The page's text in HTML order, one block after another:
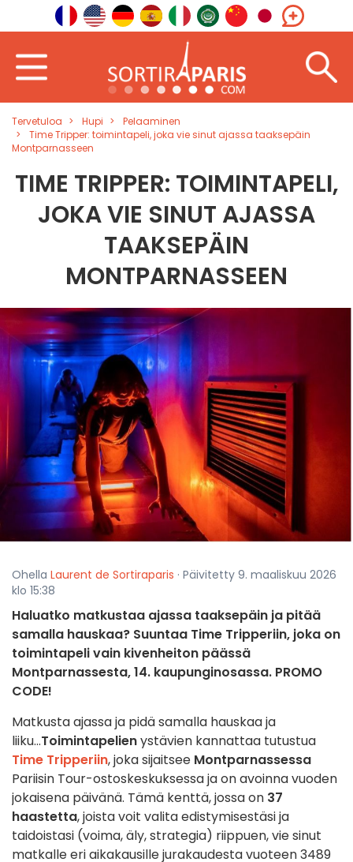
Tervetuloa Hupi
Pelaaminen
Time Tripper: toimintapeli, joka vie sinut ajassa taaksepäin
Montparnasseen
TIME TRIPPER: TOIMINTAPELI,
JOKA VIE SINUT AJASSA
TAAKSEPÄIN
MONTPARNASSEEN
Ohella Laurent de Sortiraparis · Päivitetty 9. maaliskuu 2026
klo 15:38
Haluatko matkustaa ajassa taaksepäin ja pitää
samalla hauskaa? Suuntaa Time Tripperiin, joka on
toimintapeli vain kivenheiton päässä
Montparnassesta, 14. kaupunginosassa. PROMO
CODE!
Matkusta ajassa ja pidä samalla hauskaa ja
liiku...Toimintapelienystävien kannattaa tutustua
Time Tripperiin, joka sijaitsee Montparnassessa
Pariisin Tour-ostoskeskuksessa ja on avoinna vuoden
jokaisena päivänä. Tämä kenttä, jossa on 37
haastetta, joista voit valita edistymisestäsi ja
taidoistasi (voima, äly, strategia) riippuen, vie sinut
matkalle eri aikakausille jurakaudesta vuoteen 3489